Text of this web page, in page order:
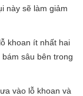
này sẽ làm giảm
khoan ít nhất hai
sâu bên trong
vào lỗ khoan và